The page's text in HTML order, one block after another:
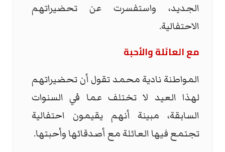
الجديد، واستفسرت عن تحضيراتهم
الاحتفالية.
مع العائلة والأحبة
المواطنة نادية محمد تقول أن تحضيراتهم
لهذا العيد لا تختلف عما في السنوات
السابقة، مبينة أنهم يقيمون احتفالية
تجتمع فيها العائلة مع أصدقائها وأحبتها.